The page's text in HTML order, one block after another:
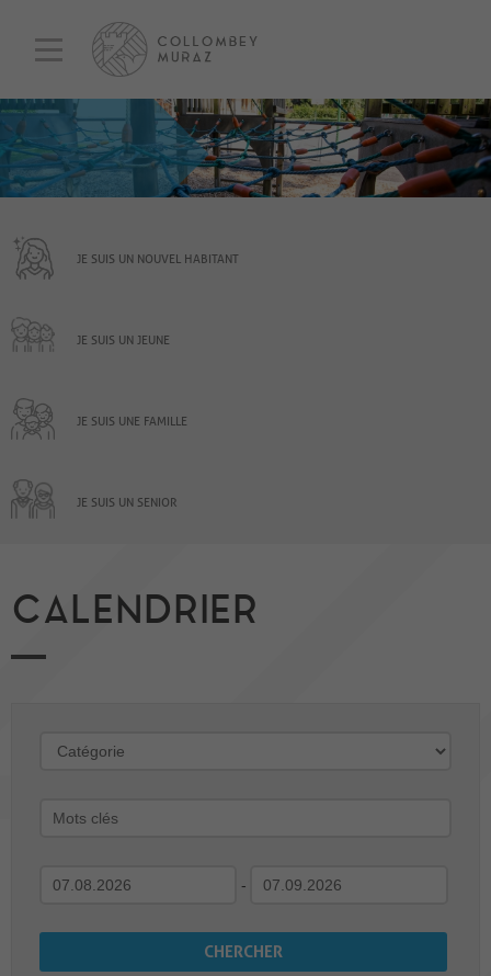
JE SUIS UN NOUVEL HABITANT
JE SUIS UN JEUNE
JE SUIS UNE FAMILLE
JE SUIS UN SENIOR
CALENDRIER
-